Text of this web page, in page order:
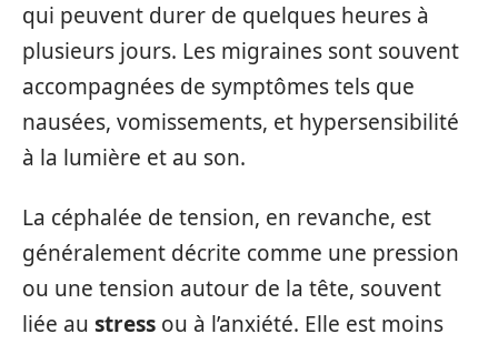
qui peuvent durer de quelques heures à
plusieurs jours. Les migraines sont souvent
accompagnées de symptômes tels que
nausées, vomissements, et hypersensibilité
à la lumière et au son.
La céphalée de tension, en revanche, est
généralement décrite comme une pression
ou une tension autour de la tête, souvent
liée au stress ou à l’anxiété. Elle est moins